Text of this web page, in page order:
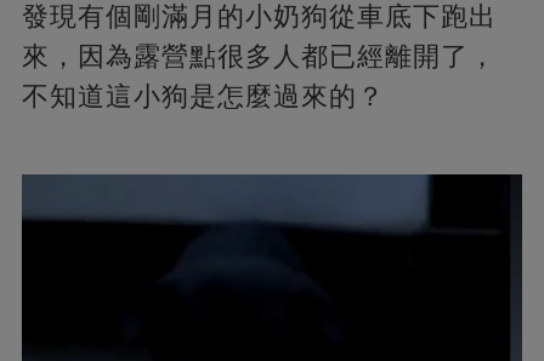
發現有個剛滿月的小奶狗從車底下跑出
來，因為露營點很多人都已經離開了，
不知道這小狗是怎麼過來的？